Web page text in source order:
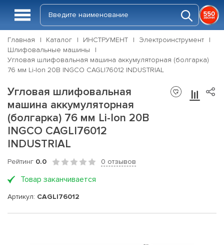
Главная Каталог ИНСТРУМЕНТ
Электроинструмент
Шлифовальные машины
Угловая шлифовальная машина аккумуляторная (болгарка)
76 мм Li-Ion 20В INGCO CAGLI76012 INDUSTRIAL
Угловая шлифовальная
машина аккумуляторная
(болгарка) 76 мм Li-Ion 20В
INGCO CAGLI76012
INDUSTRIAL
Рейтинг 0.0 0 отзывов
Товар заканчивается
Артикул: CAGLI76012